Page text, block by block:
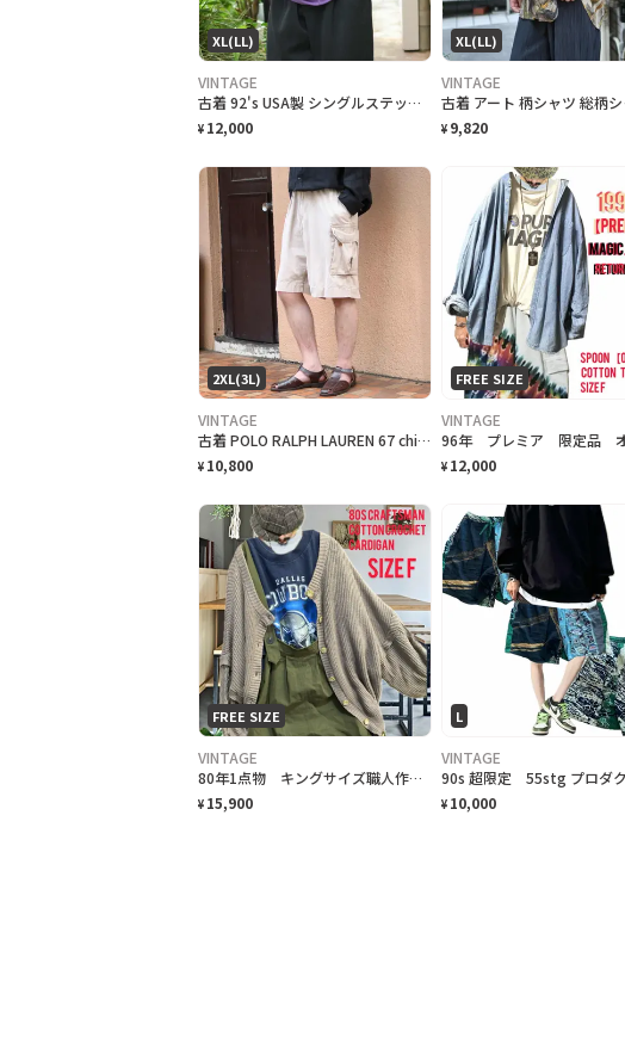
XL(LL)
VINTAGE
古着 92's USA製 シングルステッチ クラフトフェア 記念Tシャツ ネコ
¥ 12,000
XL(LL)
VINTAGE
¥ 9,820
2XL(3L)
VINTAGE
古着 POLO RALPH LAUREN 67 chino カーゴ ショーツ
¥ 10,800
FREE SIZE
VINTAGE
¥ 12,000
FREE SIZE
VINTAGE
80年1点物 キングサイズ職人作成 クロシェコットンカーディガン
¥ 15,900
L
VINTAGE
¥ 10,000